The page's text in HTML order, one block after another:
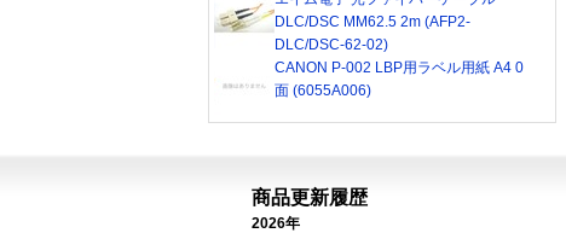
DLC/DSC MM62.5 2m (AFP2-
DLC/DSC-62-02)
CANON P-002 LBP用ラベル用紙 A4 0
面 (6055A006)
商品更新履歴
2026年